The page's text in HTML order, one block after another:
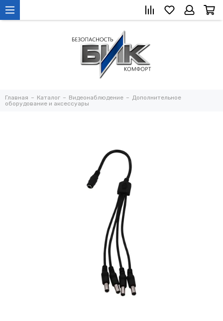
Главная Каталог Видеонаблюдение
Дополнительное
оборудование и аксессуары